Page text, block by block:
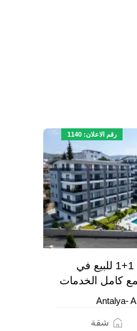
رقم الاعلان: 1140
شقة مفروشة 1+1 للبيع في
كامل الخدمات
Antalya-
شقة